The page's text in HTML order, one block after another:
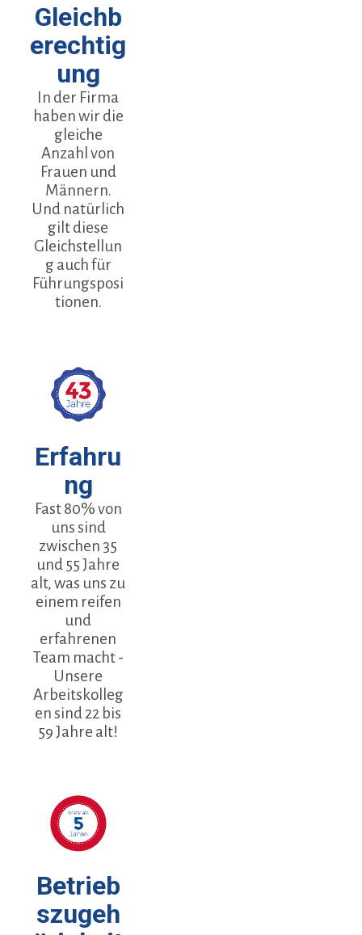
Gleichb
erechtig
ung
In der Firma
haben wir die
gleiche
Anzahl von
Frauen und
Männern.
Und natürlich
gilt diese
Gleichstellun
g auch für
Führungsposi
tionen.
Erfahru
ng
Fast 80% von
uns sind
zwischen 35
und 55 Jahre
alt, was uns zu
einem reifen
und
erfahrenen
Team macht -
Unsere
Arbeitskolleg
en sind 22 bis
59 Jahre alt!
Betrieb
szugeh